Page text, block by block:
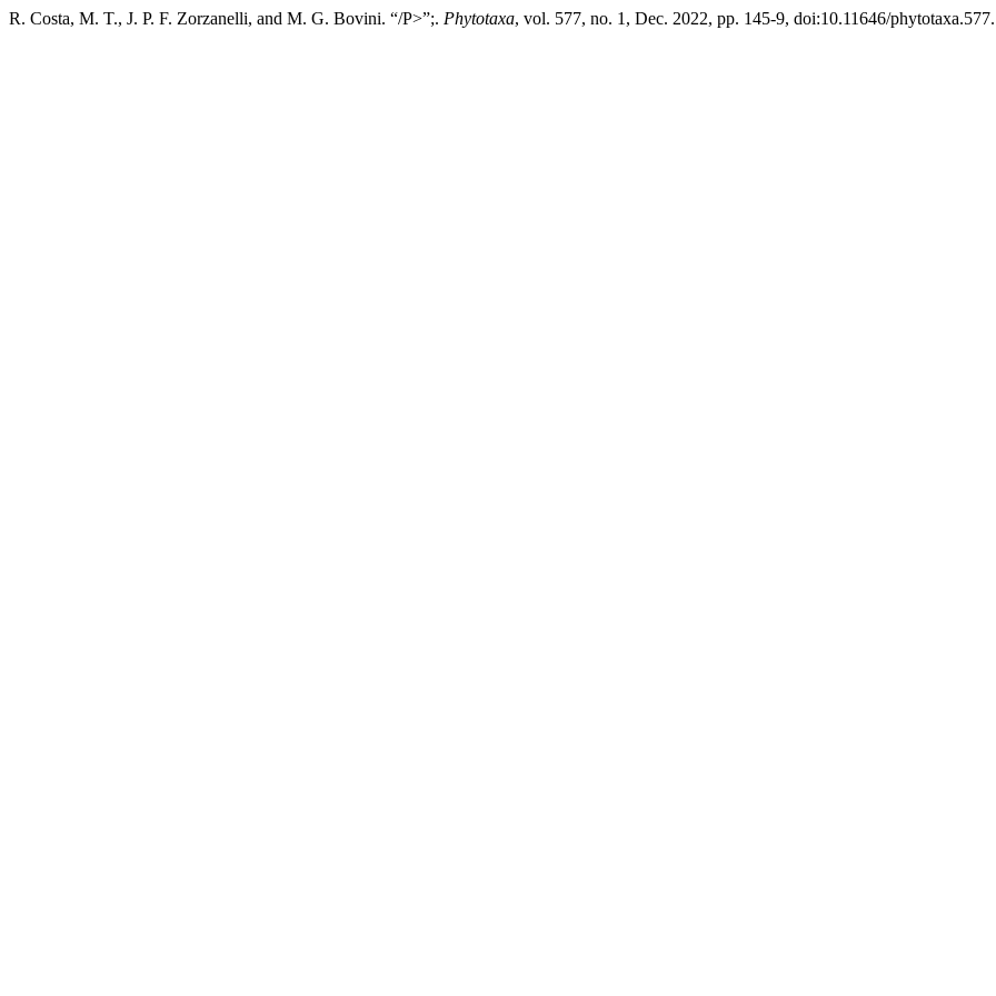
R. Costa, M. T., J. P. F. Zorzanelli, and M. G. Bovini. “/P>”;. Phytotaxa, vol. 577, no. 1, Dec. 2022, pp. 145-9, doi:10.11646/